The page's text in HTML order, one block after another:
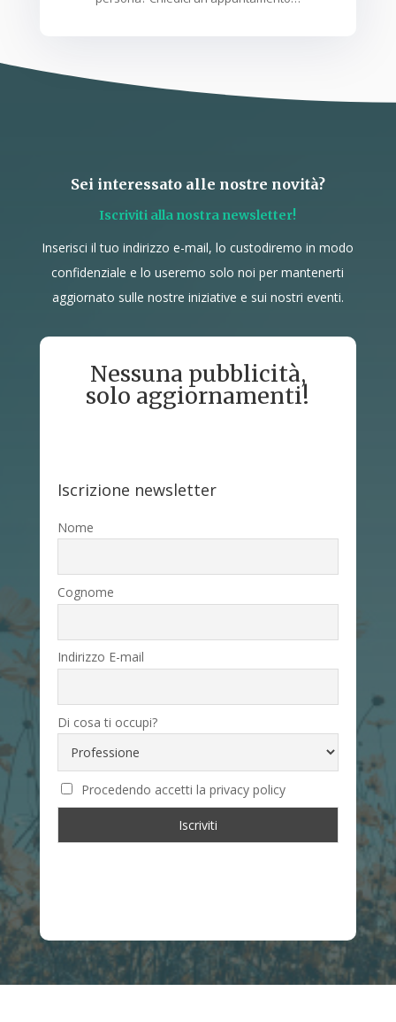
Sei interessato alle nostre novità?
Iscriviti alla nostra newsletter!
Inserisci il tuo indirizzo e-mail, lo custodiremo in modo
confidenziale e lo useremo solo noi per mantenerti
aggiornato sulle nostre iniziative e sui nostri eventi.
Nessuna pubblicità,
solo aggiornamenti!
Iscrizione newsletter
Nome
Cognome
Indirizzo E-mail
Di cosa ti occupi?
Procedendo accetti la privacy policy